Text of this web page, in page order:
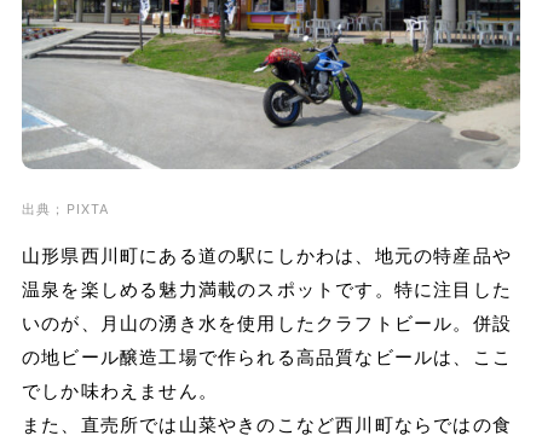
出典；PIXTA
山形県西川町にある道の駅にしかわは、地元の特産品や
温泉を楽しめる魅力満載のスポットです。特に注目した
いのが、月山の湧き水を使用したクラフトビール。併設
の地ビール醸造工場で作られる高品質なビールは、ここ
でしか味わえません。
また、直売所では山菜やきのこなど西川町ならではの食